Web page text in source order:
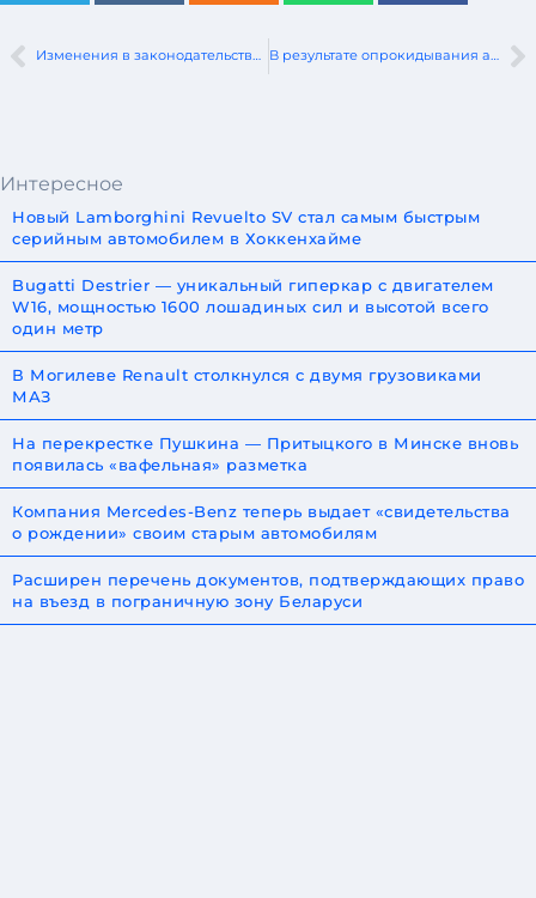
Изменения в законодательстве по линии ГАИ В результате опрокидывания автомобиля погиб 16-летний пассажир
Интересное
Новый Lamborghini Revuelto SV стал самым быстрым
серийным автомобилем в Хоккенхайме
Bugatti Destrier — уникальный гиперкар с двигателем
W16, мощностью 1600 лошадиных сил и высотой всего
один метр
В Могилеве Renault столкнулся с двумя грузовиками
МАЗ
На перекрестке Пушкина — Притыцкого в Минске вновь
появилась «вафельная» разметка
Компания Mercedes-Benz теперь выдает «свидетельства
о рождении» своим старым автомобилям
Расширен перечень документов, подтверждающих право
на въезд в пограничную зону Беларуси